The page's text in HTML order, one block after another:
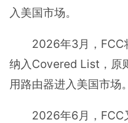
入美国市场。
2026年3月，FCC
纳入Covered List，原
用路由器进入美国市场。
2026年6月，FCC